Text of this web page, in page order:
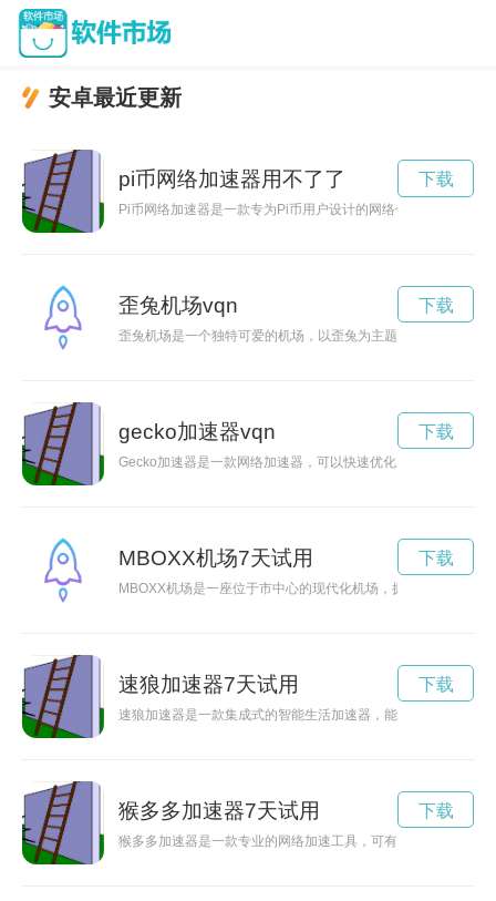
安卓最近更新
pi币网络加速器用不了了
Pi币网络加速器是一款专为Pi币用户设计的网络优化工具，通
下载
歪兔机场vqn
歪兔机场是一个独特可爱的机场，以歪兔为主题，吸引了众多
下载
gecko加速器vqn
Gecko加速器是一款网络加速器，可以快速优化网络连接，让
下载
MBOXX机场7天试用
MBOXX机场是一座位于市中心的现代化机场，拥有独特的设计
下载
速狼加速器7天试用
速狼加速器是一款集成式的智能生活加速器，能够帮助用户提
下载
猴多多加速器7天试用
猴多多加速器是一款专业的网络加速工具，可有效提升网络速
下载